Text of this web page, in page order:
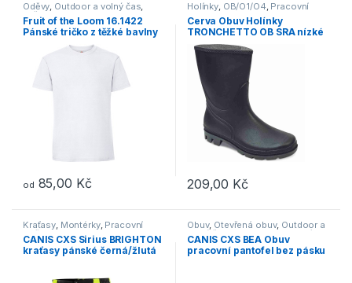
Oděvy, Outdoor a volný čas,
Trička
Fruit of the Loom 16.1422
Pánské tričko z těžké bavlny
od 85,00 Kč
Tento produkt má více variant. Možnosti lze vybrat na stránce
Holínky, OB/O1/O4, Pracovní
obuv
Cerva Obuv Holínky
TRONCHETTO OB SRA nízké
černé
209,00 Kč
Tento produkt má více variant.
Kraťasy, Montérky, Pracovní
oděvy
CANIS CXS Sirius BRIGHTON
kraťasy pánské černá/žlutá
Obuv, Otevřená obuv, Outdoor a
volný čas,Pantofle,Pracovní
obuv,Sandály
CANIS CXS BEA Obuv
pracovní pantofel bez pásku